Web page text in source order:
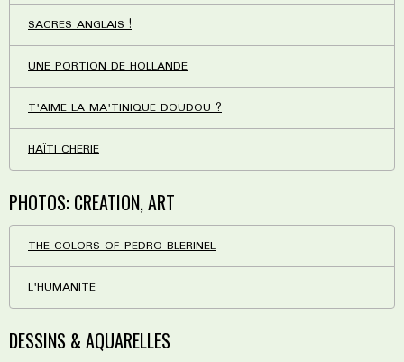
SACRES ANGLAIS !
UNE PORTION DE HOLLANDE
T'AIME LA MA'TINIQUE DOUDOU ?
HAÏTI CHERIE
PHOTOS: CREATION, ART
THE COLORS OF PEDRO BLERINEL
L'HUMANITE
DESSINS & AQUARELLES